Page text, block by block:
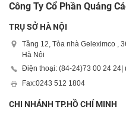
Công Ty Cổ Phần Quảng
TRỤ SỞ HÀ NỘI
Tầng 12, Tòa nhà Geleximco ,
Hà Nội
Điện thoại: (84-24)73 00 24 24|
Fax:0243 512 1804
CHI NHÁNH TP.HỒ CHÍ MINH